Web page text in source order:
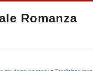
Romanza